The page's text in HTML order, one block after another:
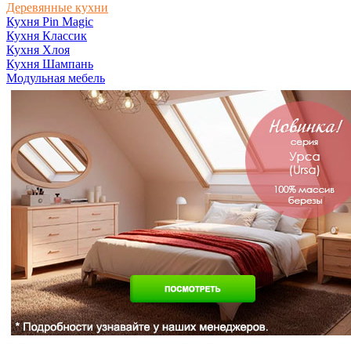
Деревянные кухни
Кухня Pin Magic
Кухня Классик
Кухня Хлоя
Кухня Шампань
Модульная мебель